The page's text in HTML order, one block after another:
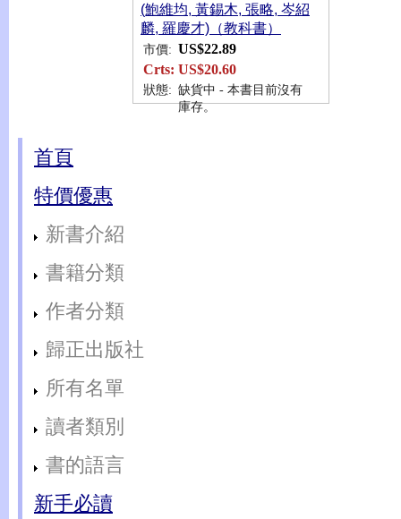
(鮑維均, 黃錫木, 張略, 岑紹
麟, 羅慶才)（教科書）
市價: US$22.89
Crts: US$20.60
狀態: 缺貨中 - 本書目前沒有
庫存。
首頁
特價優惠
新書介紹
書籍分類
作者分類
歸正出版社
所有名單
讀者類別
書的語言
新手必讀